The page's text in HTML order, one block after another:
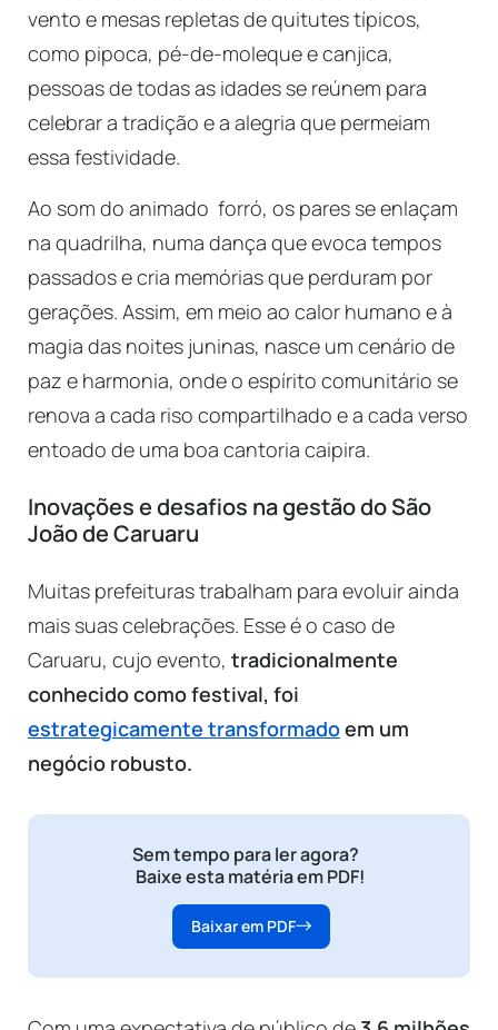
vento e mesas repletas de quitutes típicos,
como pipoca, pé-de-moleque e canjica,
pessoas de todas as idades se reúnem para
celebrar a tradição e a alegria que permeiam
essa festividade.
Ao som do animado forró, os pares se enlaçam
na quadrilha, numa dança que evoca tempos
passados e cria memórias que perduram por
gerações. Assim, em meio ao calor humano e à
magia das noites juninas, nasce um cenário de
paz e harmonia, onde o espírito comunitário se
renova a cada riso compartilhado e a cada verso
entoado de uma boa cantoria caipira.
Inovações e desafios na gestão do São
João de Caruaru
Muitas prefeituras trabalham para evoluir ainda
mais suas celebrações. Esse é o caso de
Caruaru, cujo evento, tradicionalmente
conhecido como festival, foi
estrategicamente transformadoem um
negócio robusto.
Sem tempo para ler agora?
Baixe esta matéria em PDF!
Baixar em PDF